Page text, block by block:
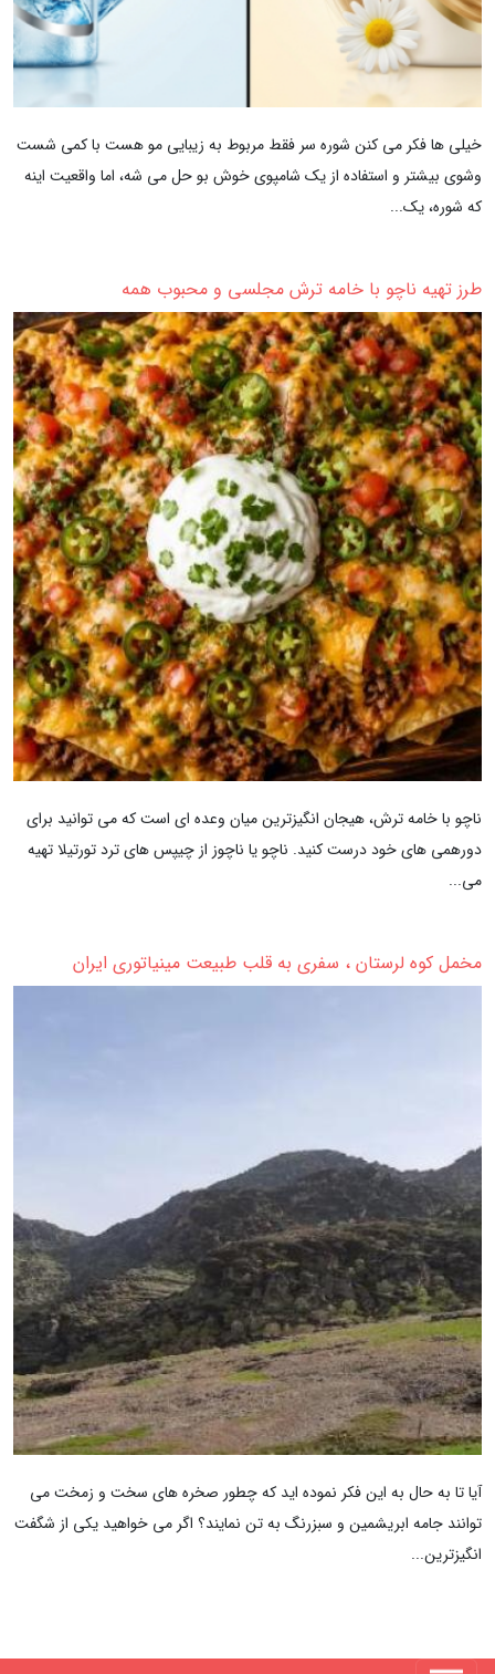
خیلی ها فکر می کنن شوره سر فقط مربوط به زیبایی مو هست با کمی شست
وشوی بیشتر و استفاده از یک شامپوی خوش بو حل می شه، اما واقعیت اینه
که شوره، یک...
طرز تهیه ناچو با خامه ترش مجلسی و محبوب همه
ناچو با خامه ترش، هیجان انگیزترین میان وعده ای است که می توانید برای
دورهمی های خود درست کنید. ناچو یا ناچوز از چیپس های ترد تورتیلا تهیه
می...
مخمل کوه لرستان ، سفری به قلب طبیعت مینیاتوری ایران
آیا تا به حال به این فکر نموده اید که چطور صخره های سخت و زمخت می
توانند جامه ابریشمین و سبزرنگ به تن نمایند؟ اگر می خواهید یکی از شگفت
انگیزترین...